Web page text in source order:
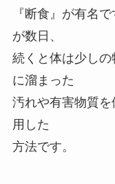
『断食』が有名
が数日、
続くと体は少し
に溜まった
汚れや有害物質を
用した
方法です。